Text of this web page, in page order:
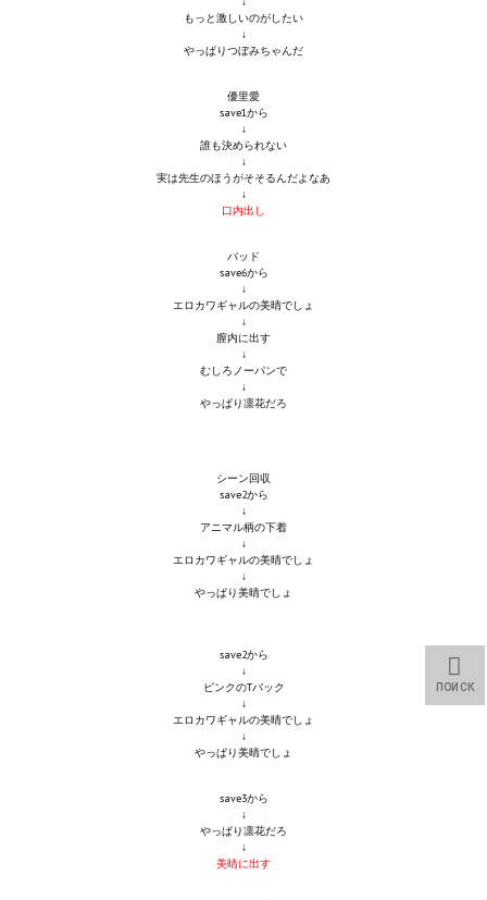
Sacred Gold Remaster Fan Edition
Aliens versus Predator 1 Remaster Fan Edition
Age of Pirates: Caribbean Tales Remaster Fan Edition
Корсары 3 Сундук мертвеца Remaster Fan Edition
Sea Dogs - City of Abandoned Ships Remaster Fan Edition
Sea Dogs Remaster Fan Edition
Divinity Original Sin Enhanced Edition
もっと激しいのがしたい
↓
やっぱりつぼみちゃんだ
優里愛
save1から
↓
誰も決められない
↓
実は先生のほうがそそるんだよなあ
↓
口内出し
バッド
save6から
↓
エロカワギャルの美晴でしょ
↓
膣内に出す
↓
むしろノーパンで
↓
やっぱり凛花だろ
シーン回収
save2から
↓
アニマル柄の下着
↓
エロカワギャルの美晴でしょ
↓
やっぱり美晴でしょ
save2から
↓
ピンクのTバック
↓
エロカワギャルの美晴でしょ
↓
やっぱり美晴でしょ
save3から
↓
やっぱり凛花だろ
↓
美晴に出す
ПОИСК